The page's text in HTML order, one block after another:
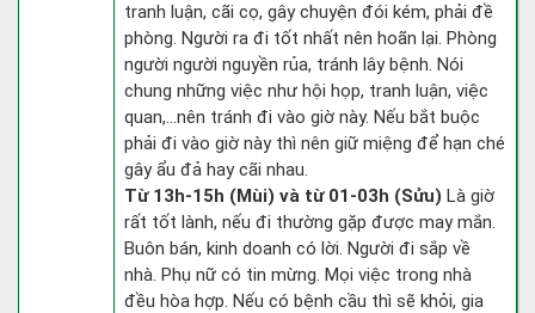
tranh luận, cãi cọ, gây chuyện đói kém, phải đề
phòng. Người ra đi tốt nhất nên hoãn lại. Phòng
người người nguyền rủa, tránh lây bệnh. Nói
chung những việc như hội họp, tranh luận, việc
quan,…nên tránh đi vào giờ này. Nếu bắt buộc
phải đi vào giờ này thì nên giữ miệng để hạn ché
gây ẩu đả hay cãi nhau.
Từ 13h-15h (Mùi) và từ 01-03h (Sửu) Là giờ
rất tốt lành, nếu đi thường gặp được may mắn.
Buôn bán, kinh doanh có lời. Người đi sắp về
nhà. Phụ nữ có tin mừng. Mọi việc trong nhà
đều hòa hợp. Nếu có bệnh cầu thì sẽ khỏi, gia